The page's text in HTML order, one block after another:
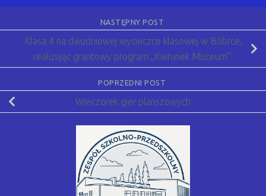
NASTĘPNY POST
Klasa 4 na dwudniowej wycieczce klasowej w Bóbrce,
realizując grantowy program „Kierunek Muzeum”.
POPRZEDNI POST
Wieczorek gier planszowych